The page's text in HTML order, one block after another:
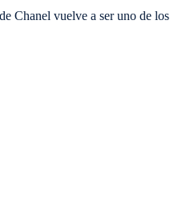
Chanel vuelve a ser uno de los